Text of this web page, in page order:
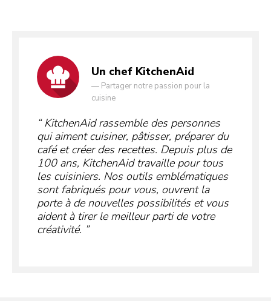
Un chef KitchenAid
— Partager notre passion pour la
cuisine
KitchenAid rassemble des personnes
qui aiment cuisiner, pâtisser, préparer du
café et créer des recettes. Depuis plus de
100 ans, KitchenAid travaille pour tous
les cuisiniers. Nos outils emblématiques
sont fabriqués pour vous, ouvrent la
porte à de nouvelles possibilités et vous
aident à tirer le meilleur parti de votre
créativité.